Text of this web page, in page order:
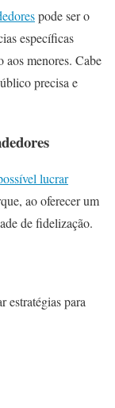
pode ser o
específicas
menores. Cabe
precisa e
lucrar
ao oferecer um
de fidelização.
estratégias para